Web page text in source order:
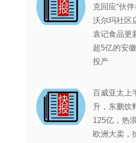
克回应“伙伴
沃尔玛社区
袁记食品更
超5亿的安
投产
百威亚太上
升，东鹏饮
125亿，热
欧洲大卖，